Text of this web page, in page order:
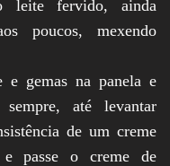
leite fervido, ainda
poucos, mexendo
e gemas na panela e
até levantar
de um creme
passe o creme de